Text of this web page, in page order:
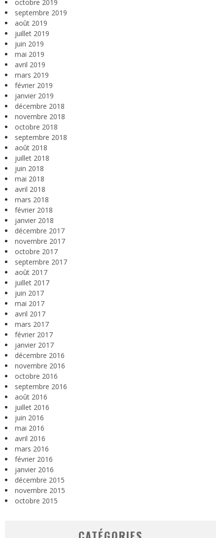
octobre 2019
septembre 2019
août 2019
juillet 2019
juin 2019
mai 2019
avril 2019
mars 2019
février 2019
janvier 2019
décembre 2018
novembre 2018
octobre 2018
septembre 2018
août 2018
juillet 2018
juin 2018
mai 2018
avril 2018
mars 2018
février 2018
janvier 2018
décembre 2017
novembre 2017
octobre 2017
septembre 2017
août 2017
juillet 2017
juin 2017
mai 2017
avril 2017
mars 2017
février 2017
janvier 2017
décembre 2016
novembre 2016
octobre 2016
septembre 2016
août 2016
juillet 2016
juin 2016
mai 2016
avril 2016
mars 2016
février 2016
janvier 2016
décembre 2015
novembre 2015
octobre 2015